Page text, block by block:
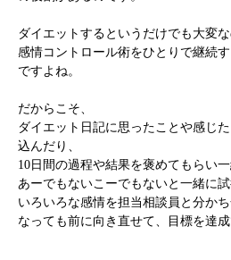
根本から身体を整
店舗を探す
漢方みず堂とは 企
お知らせ イ
ダイエットするというだけでも大変
感情コントロール術をひとりで継続
ですよね。
だからこそ、
ダイエット日記に思ったことや感じ
込んだり、
10日間の過程や結果を褒めてもらい一
あーでもないこーでもないと一緒に試
いろいろな感情を担当相談員と分か
なっても前に向き直せて、目標を達成